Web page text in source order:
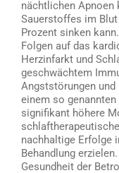
nächtlichen Apnoen
Sauerstoffes im
Prozent sinken
Folgen auf das
Herzinfarkt und
geschwächtem
Angststörungen
einem so
signifikant höhere
nachhaltige Erfolge
Behandlung
Gesundheit der